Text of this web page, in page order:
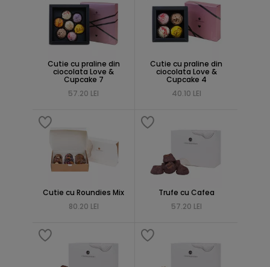
Cutie cu praline din
ciocolata Love &
Cupcake 7
57.20 LEI
Cutie cu praline din
ciocolata Love &
Cupcake 4
40.10 LEI
Cutie cu Roundies Mix
80.20 LEI
Trufe cu Cafea
57.20 LEI